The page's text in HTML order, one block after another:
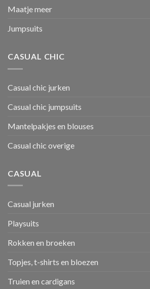
Maatje meer
Jumpsuits
CASUAL CHIC
Casual chic jurken
Casual chic jumpsuits
Mantelpakjes en blouses
Casual chic overige
CASUAL
Casual jurken
Playsuits
Rokken en broeken
Topjes, t-shirts en bloezen
Truien en cardigans